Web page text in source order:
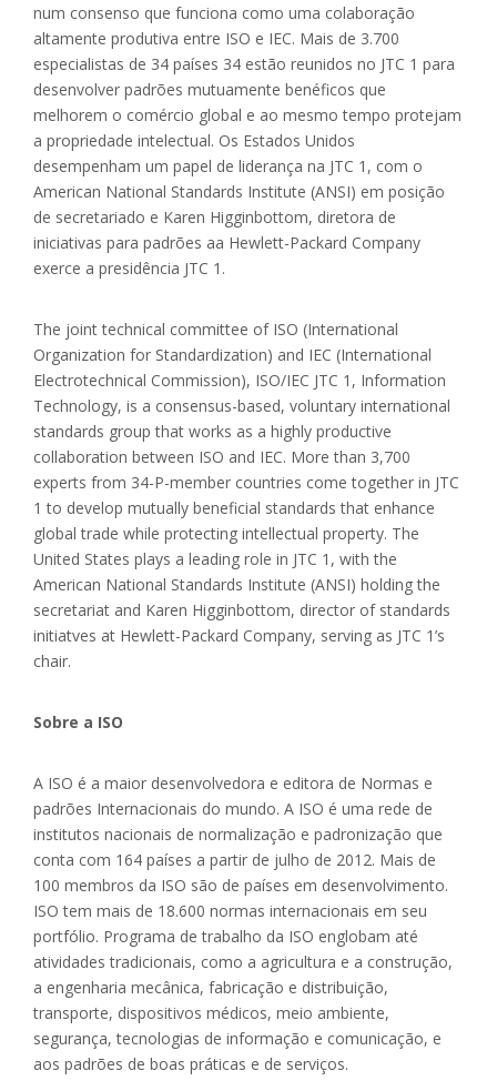
num consenso que funciona como uma colaboração
altamente produtiva entre ISO e IEC. Mais de 3.700
especialistas de 34 países 34 estão reunidos no JTC 1 para
desenvolver padrões mutuamente benéficos que
melhorem o comércio global e ao mesmo tempo protejam
a propriedade intelectual. Os Estados Unidos
desempenham um papel de liderança na JTC 1, com o
American National Standards Institute (ANSI) em posição
de secretariado e Karen Higginbottom, diretora de
iniciativas para padrões aa Hewlett-Packard Company
exerce a presidência JTC 1.
The joint technical committee of ISO (International
Organization for Standardization) and IEC (International
Electrotechnical Commission), ISO/IEC JTC 1, Information
Technology, is a consensus-based, voluntary international
standards group that works as a highly productive
collaboration between ISO and IEC. More than 3,700
experts from 34-P-member countries come together in JTC
1 to develop mutually beneficial standards that enhance
global trade while protecting intellectual property. The
United States plays a leading role in JTC 1, with the
American National Standards Institute (ANSI) holding the
secretariat and Karen Higginbottom, director of standards
initiatves at Hewlett-Packard Company, serving as JTC 1’s
chair.
Sobre a ISO
A ISO é a maior desenvolvedora e editora de Normas e
padrões Internacionais do mundo. A ISO é uma rede de
institutos nacionais de normalização e padronização que
conta com 164 países a partir de julho de 2012. Mais de
100 membros da ISO são de países em desenvolvimento.
ISO tem mais de 18.600 normas internacionais em seu
portfólio. Programa de trabalho da ISO englobam até
atividades tradicionais, como a agricultura e a construção,
a engenharia mecânica, fabricação e distribuição,
transporte, dispositivos médicos, meio ambiente,
segurança, tecnologias de informação e comunicação, e
aos padrões de boas práticas e de serviços.